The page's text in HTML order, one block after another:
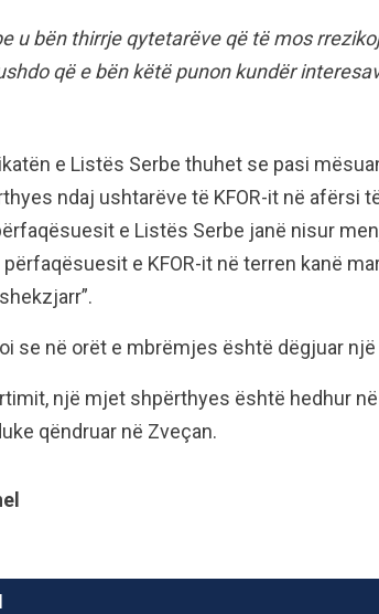
u bën thirrje qytetarëve që të mos
që e bën këtë punon kundër
e Listës Serbe thuhet se pasi
ndaj ushtarëve të KFOR-it në afërsi
e Listës Serbe janë nisur
e KFOR-it në terren kanë
se në orët e mbrëmjes është dëgjuar
një mjet shpërthyes është hedhur
qëndruar në Zveçan.